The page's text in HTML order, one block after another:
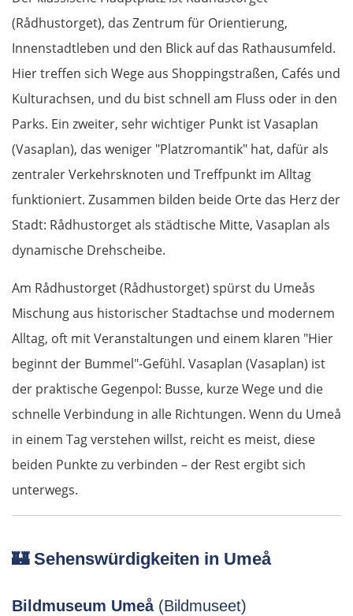
(Rådhustorget), das Zentrum für Orientierung,
Innenstadtleben und den Blick auf das Rathausumfeld.
Hier treffen sich Wege aus Shoppingstraßen, Cafés und
Kulturachsen, und du bist schnell am Fluss oder in den
Parks. Ein zweiter, sehr wichtiger Punkt ist Vasaplan
(Vasaplan), das weniger "Platzromantik" hat, dafür als
zentraler Verkehrsknoten und Treffpunkt im Alltag
funktioniert. Zusammen bilden beide Orte das Herz der
Stadt: Rådhustorget als städtische Mitte, Vasaplan als
dynamische Drehscheibe.
Am Rådhustorget (Rådhustorget) spürst du Umeås
Mischung aus historischer Stadtachse und modernem
Alltag, oft mit Veranstaltungen und einem klaren "Hier
beginnt der Bummel"-Gefühl. Vasaplan (Vasaplan) ist
der praktische Gegenpol: Busse, kurze Wege und die
schnelle Verbindung in alle Richtungen. Wenn du Umeå
in einem Tag verstehen willst, reicht es meist, diese
beiden Punkte zu verbinden – der Rest ergibt sich
unterwegs.
🏰Sehenswürdigkeiten in Umeå
Bildmuseum Umeå (Bildmuseet)
Ingolstadt
Pfaffenhofen an der Ilm
München
Rosenheim
Salzburg
Vöcklabruck
Linz
St. Pölten
Wien